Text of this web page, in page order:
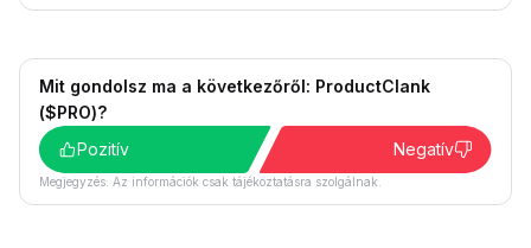
Mit gondolsz ma a következőről: ProductClank
($PRO)?
Pozitív
Negatív
Megjegyzés: Az információk csak tájékoztatásra szolgálnak.